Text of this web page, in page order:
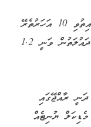
މިއީ ނިސްބަތުން ބޮޑު އަދަދެކެވެ. އެގޮތުން ފާއިތުވި 10 އަހަރުތެރޭ
ޕޯސްޓްމޯޓަމް ހަދަން ފޮނުވި 23 ހަށިގަނޑަށް ދައުލަތުން ވަނީ 1.2
ރާއްޖޭގައި
ޔުނިޓެއް